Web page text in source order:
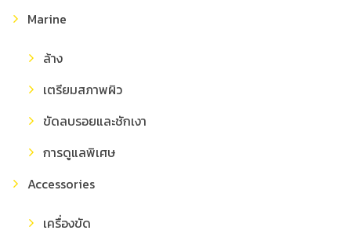
Marine
ล้าง
เตรียมสภาพผิว
ขัดลบรอยและชักเงา
การดูแลพิเศษ
Accessories
เครื่องขัด